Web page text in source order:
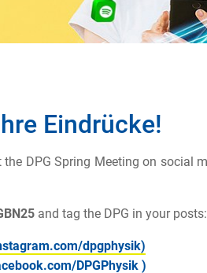
Eindrücke!
DPG Spring Meeting on social
and tag the DPG in your posts:
dpgphysik)
DPGPhysik )